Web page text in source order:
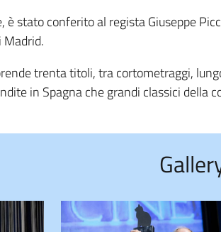
è stato conferito al regista Giuseppe
Madrid.
trenta titoli, tra cortometraggi,
in Spagna che grandi classici della